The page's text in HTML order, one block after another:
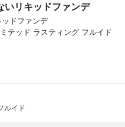
いリキッドファンデ
ッドファンデ
ッド ラスティング フルイド
ルイド